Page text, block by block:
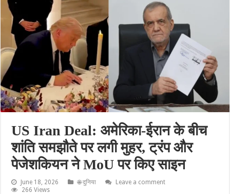
US Iran Deal: अमेरिका-ईरान के बीच
शांति समझौते पर लगी मुहर, ट्रंप और
पेजेशकियन ने MoU पर किए साइन
June 18, 2026 🌐 दुनिया
Leave a comment
266 Views